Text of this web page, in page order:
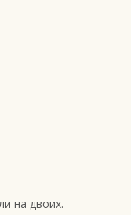
на двоих.